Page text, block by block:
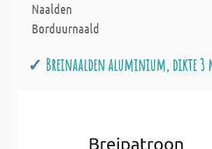
Naalden
Borduurnaald
Breinaalden aluminium, dikte 3